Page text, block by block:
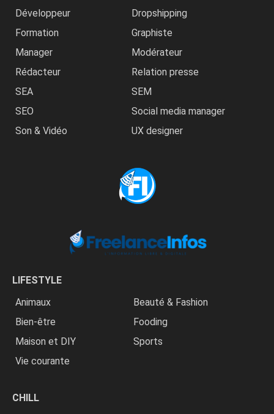
Développeur
Dropshipping
Formation
Graphiste
Manager
Modérateur
Rédacteur
Relation presse
SEA
SEM
SEO
Social media manager
Son & Vidéo
UX designer
LIFESTYLE
Animaux
Beauté & Fashion
Bien-être
Fooding
Maison et DIY
Sports
Vie courante
CHILL